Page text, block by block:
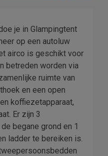
je in Glampingtent
op een autoluw
airco is geschikt voor
betreden worden via
ruimte van
en een open
koffiezetapparaat,
Er zijn 3
begane grond en 1
ladder te bereiken is.